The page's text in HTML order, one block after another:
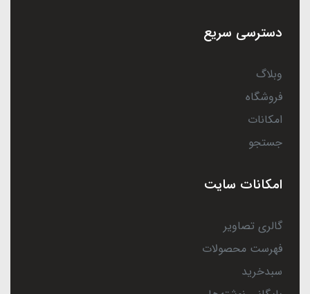
دسترسی سریع
وبلاگ
فروشگاه
امکانات
جستجو
امکانات سایت
گالری تصاویر
فهرست محصولات
سبدخرید